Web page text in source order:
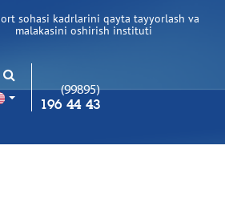
sohasi kadrlarini qayta tayyorlash va
malakasini oshirish instituti
(99895)
196 44 43